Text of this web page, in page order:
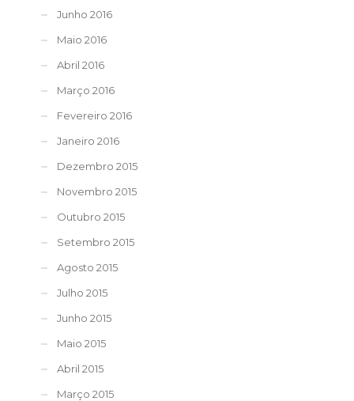
Junho 2016
Maio 2016
Abril 2016
Março 2016
Fevereiro 2016
Janeiro 2016
Dezembro 2015
Novembro 2015
Outubro 2015
Setembro 2015
Agosto 2015
Julho 2015
Junho 2015
Maio 2015
Abril 2015
Março 2015